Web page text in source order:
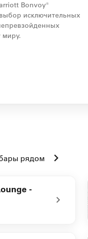
Bonvoy®
исключительных
миру.
рядом
-
Seasonal